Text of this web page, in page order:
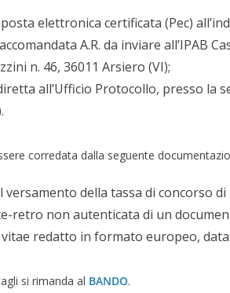
elettronica certificata (Pec)
A.R. da inviare all’IPAB
n. 46, 36011 Arsiero (VI);
all’Ufficio Protocollo, presso la
corredata dalla seguente
versamento della tassa di concorso di
retro non autenticata di un
redatto in formato europeo,
si rimanda al BANDO.